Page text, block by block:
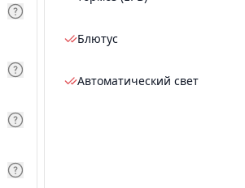
Блютус
Автоматический свет